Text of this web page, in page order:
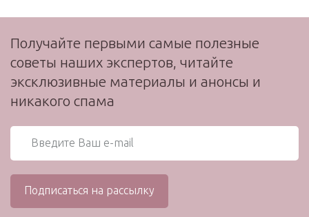
Получайте первыми самые полезные
советы наших экспертов, читайте
эксклюзивные материалы и анонсы и
никакого спама